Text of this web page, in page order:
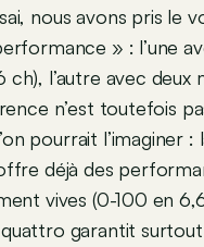
nous avons pris le
» : l’une
ch), l’autre avec deux
n’est toutefois
pourrait l’imaginer :
déjà des
vives (0-100 en
garantit